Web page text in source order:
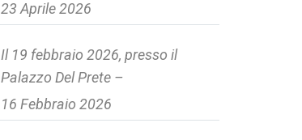
23 Aprile 2026
Il 19 febbraio 2026, presso il
Palazzo Del Prete –
16 Febbraio 2026